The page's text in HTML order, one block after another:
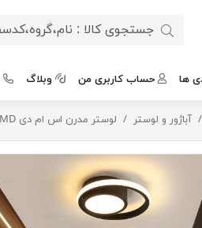
ها حساب کاربری من وبلاگ
آباژور و لوستر لوستر مدرن اس ام دی SMD دایره تو دلی